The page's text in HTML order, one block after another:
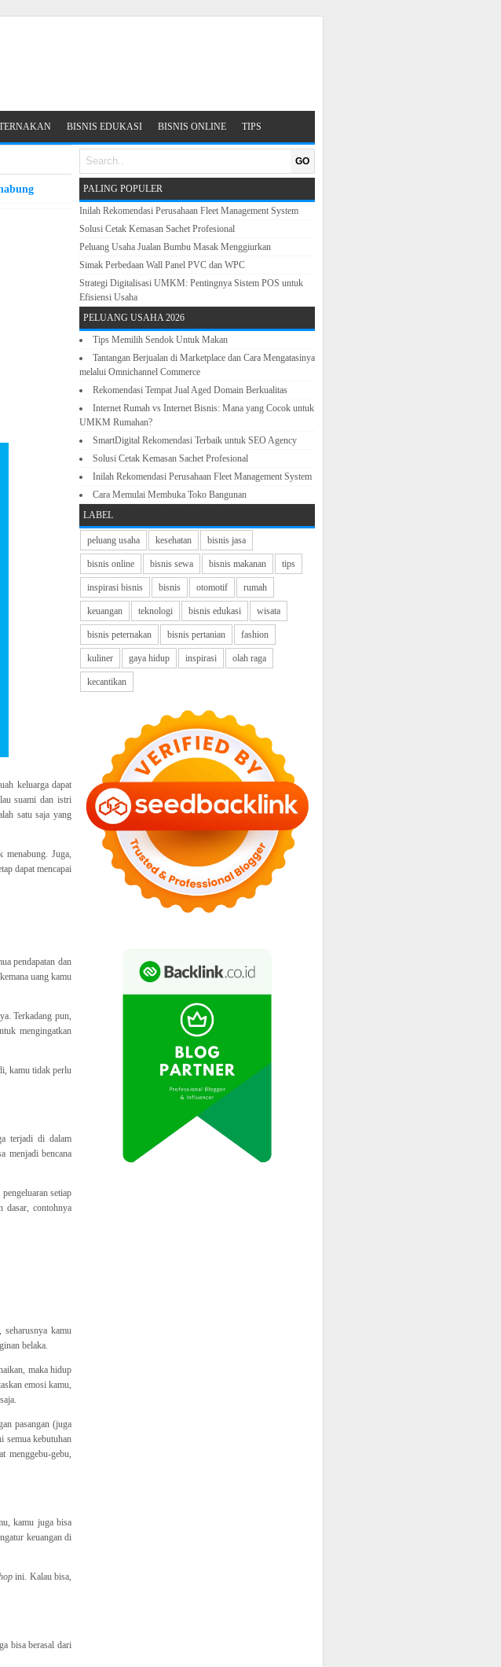
BISNIS EDUKASI BISNIS ONLINE TIPS
keluarga dapat
suami dan istri
satu saja yang
menabung. Juga,
dapat mencapai
pendapatan dan
uang kamu
Terkadang pun,
mengingatkan
kamu tidak perlu
terjadi di dalam
menjadi bencana
setiap
dasar, contohnya
seharusnya kamu
belaka.
maka hidup
emosi kamu,
pasangan (juga
semua kebutuhan
menggebu-gebu,
kamu juga bisa
keuangan di
ini. Kalau bisa,
bisa berasal dari
GO
PALING POPULER
Inilah Rekomendasi Perusahaan Fleet Management System
Solusi Cetak Kemasan Sachet Profesional
Peluang Usaha Jualan Bumbu Masak Menggiurkan
Simak Perbedaan Wall Panel PVC dan WPC
Strategi Digitalisasi UMKM: Pentingnya Sistem POS untuk
Efisiensi Usaha
PELUANG USAHA 2026
Tips Memilih Sendok Untuk Makan
Tantangan Berjualan di Marketplace dan Cara Mengatasinya
melalui Omnichannel Commerce
Rekomendasi Tempat Jual Aged Domain Berkualitas
Internet Rumah vs Internet Bisnis: Mana yang Cocok untuk
UMKM Rumahan?
SmartDigital Rekomendasi Terbaik untuk SEO Agency
Solusi Cetak Kemasan Sachet Profesional
Inilah Rekomendasi Perusahaan Fleet Management System
Cara Memulai Membuka Toko Bangunan
LABEL
peluang usaha kesehatan bisnis jasa
bisnis online bisnis sewa bisnis makanan tips
inspirasi bisnis bisnis otomotif rumah
keuangan teknologi bisnis edukasi wisata
bisnis peternakan bisnis pertanian fashion
kuliner gaya hidup inspirasi olah raga
kecantikan